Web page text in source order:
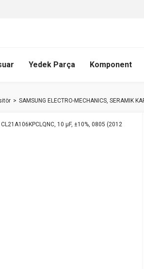
Yedek Parça Komponent
SAMSUNG ELECTRO-MECHANICS, SERAMIK